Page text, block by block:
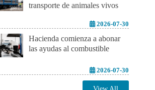
transporte de animales vivos
2026-07-30
Hacienda comienza a abonar
las ayudas al combustible
2026-07-30